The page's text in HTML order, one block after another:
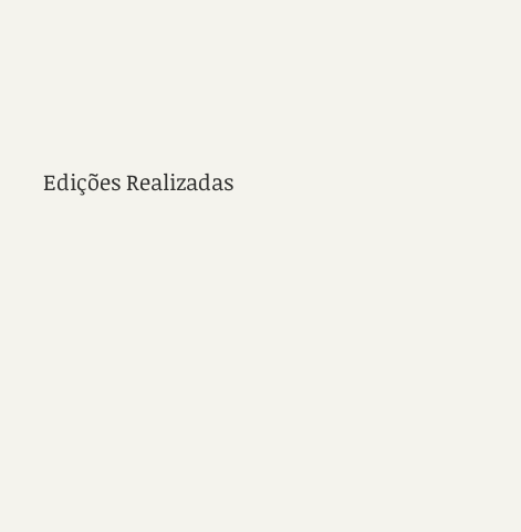
Edições Realizadas